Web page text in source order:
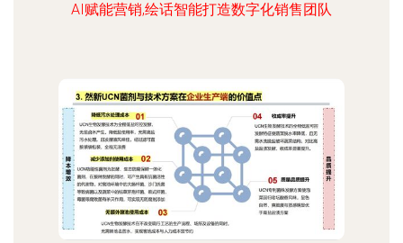
AI赋能营销,绘话智能打造数字化销售团队